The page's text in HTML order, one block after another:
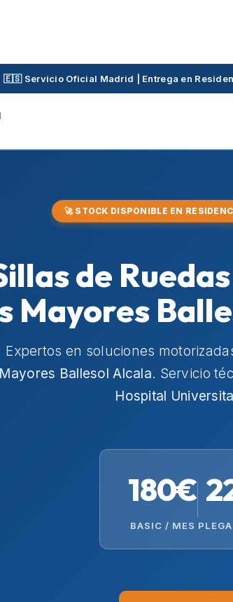
🇪🇸 Servicio Oficial Madrid | Entrega en
🚀 STOCK DISPONIBLE EN
de
Mayores
Expertos en soluciones
Mayores Ballesol Alcala. Servicio
Hospital
180€
BASIC / MES